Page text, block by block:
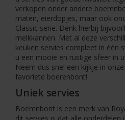
verkopen onder andere
maten, eierdopjes, maar ook
Classic serie. Denk hierbij
melkkannen. Met al deze
keuken servies compleet in één
u een mooie en rustige sfeer in
Neem dus snel een kijkje in
favoriete boerenbont!
Uniek servies
Boerenbont is een merk van
dit servies is dat alle onderdelen